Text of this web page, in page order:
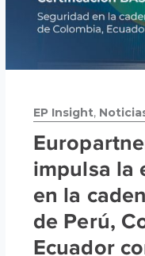
EP Insight,
impulsa la
en la
de Perú,
Ecuador